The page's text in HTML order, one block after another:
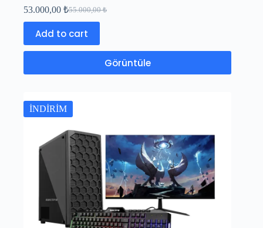
55.000,00₺
53.000,00 ₺
Add to cart
Görüntüle
İNDİRİM